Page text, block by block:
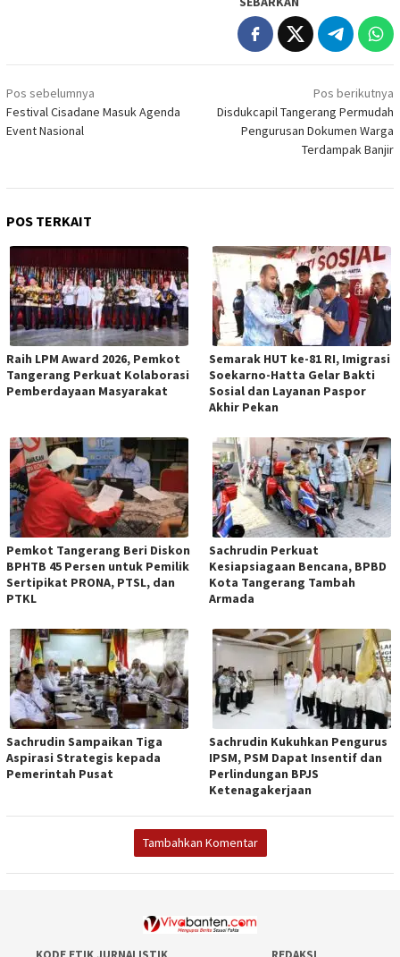
Navigasi
pos
Pos sebelumnya
Festival Cisadane Masuk Agenda
Event Nasional
Pos berikutnya
Disdukcapil Tangerang Permudah
Pengurusan Dokumen Warga
Terdampak Banjir
POS TERKAIT
Raih LPM Award 2026, Pemkot
Tangerang Perkuat Kolaborasi
Pemberdayaan Masyarakat
Semarak HUT ke-81 RI, Imigrasi
Soekarno-Hatta Gelar Bakti
Sosial dan Layanan Paspor
Akhir Pekan
Pemkot Tangerang Beri Diskon
BPHTB 45 Persen untuk Pemilik
Sertipikat PRONA, PTSL, dan
PTKL
Sachrudin Perkuat
Kesiapsiagaan Bencana, BPBD
Kota Tangerang Tambah
Armada
Sachrudin Sampaikan Tiga
Aspirasi Strategis kepada
Pemerintah Pusat
Sachrudin Kukuhkan Pengurus
IPSM, PSM Dapat Insentif dan
Perlindungan BPJS
Ketenagakerjaan
Tambahkan Komentar